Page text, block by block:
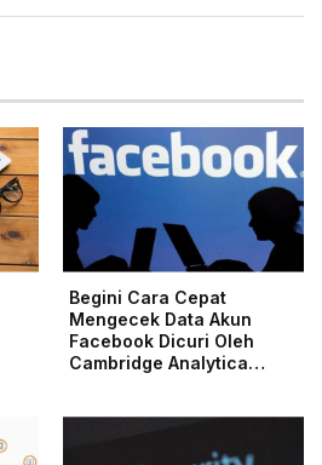
Begini Cara Cepat
Mengecek Data Akun
Facebook Dicuri Oleh
Cambridge Analytica…